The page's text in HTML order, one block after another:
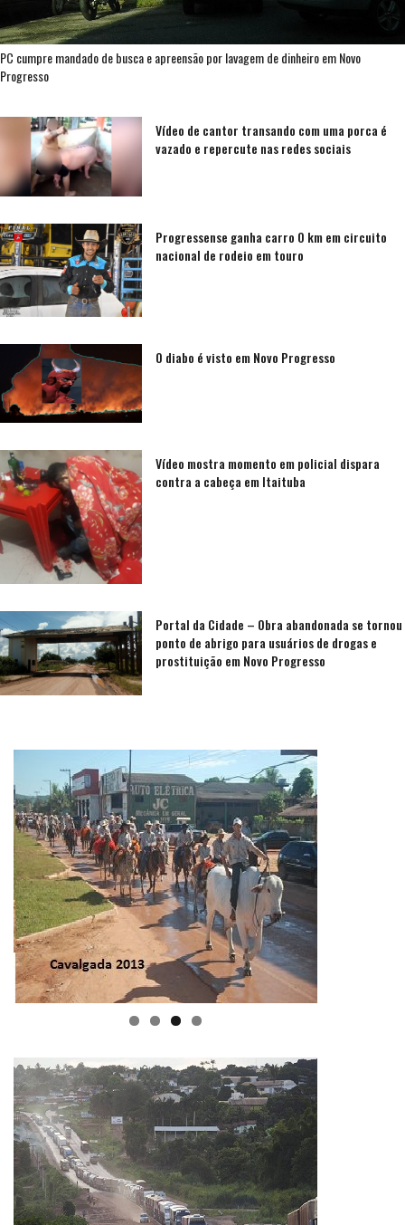
PC cumpre mandado de busca e apreensão por lavagem de dinheiro em Novo
Progresso
Vídeo de cantor transando com uma porca é
vazado e repercute nas redes sociais
Progressense ganha carro 0 km em circuito
nacional de rodeio em touro
O diabo é visto em Novo Progresso
Vídeo mostra momento em policial dispara
contra a cabeça em Itaituba
Portal da Cidade – Obra abandonada se tornou
ponto de abrigo para usuários de drogas e
prostituição em Novo Progresso